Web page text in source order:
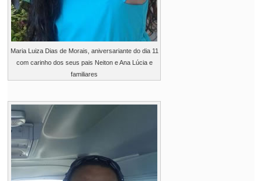
Maria Luiza Dias de Morais, aniversariante do dia 11
com carinho dos seus pais Neiton e Ana Lúcia e
familiares